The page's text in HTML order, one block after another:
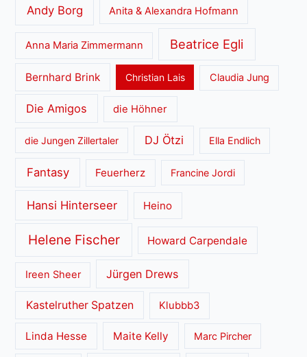
Andy Borg Anita & Alexandra Hofmann
Anna Maria Zimmermann Beatrice Egli
Bernhard Brink Christian Lais Claudia Jung
Die Amigos die Höhner
die Jungen Zillertaler DJ Ötzi Ella Endlich
Fantasy Feuerherz Francine Jordi
Hansi Hinterseer Heino
Helene Fischer Howard Carpendale
Ireen Sheer Jürgen Drews
Kastelruther Spatzen Klubbb3
Linda Hesse Maite Kelly Marc Pircher